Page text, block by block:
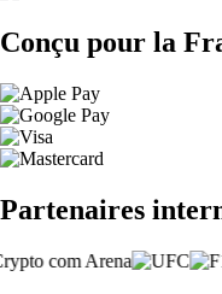
Conçu pour la
Partenaires